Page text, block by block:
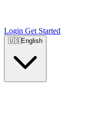
Login Get Started
🇺🇸English